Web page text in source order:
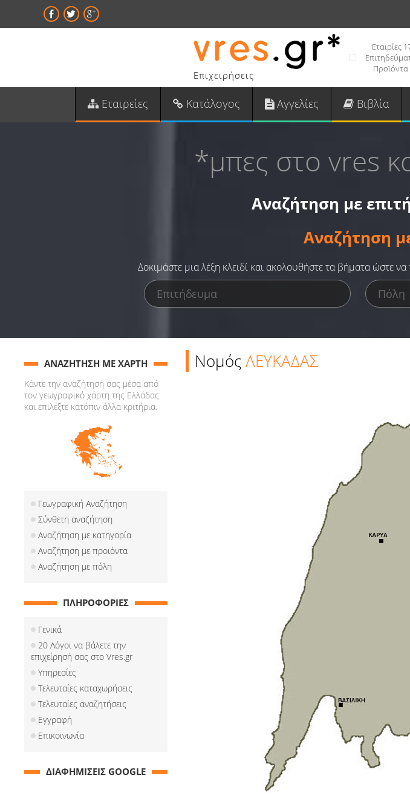
Επιχειρήσεις
Εταιρίες
Προϊόντα
Εταιρείες Κατάλογος Αγγελίες Βιβλία
*μπες στο vres
Αναζήτηση με
Αναζήτηση
Δοκιμάστε μια λέξη κλειδί και ακολουθήστε τα βήματα ώστε
ΝομόςΛΕΥΚΑΔΑΣ
ΑΝΑΖΗΤΗΣΗ ΜΕ ΧΑΡΤΗ
Κάντε την αναζήτησή σας μέσα από
τον γεωγραφικό χάρτη της Ελλάδας
και επιλέξτε κατόπιν άλλα κριτήρια.
Γεωγραφική Αναζήτηση
Σύνθετη αναζήτηση
Αναζήτηση με κατηγορία
Αναζήτηση με προιόντα
Αναζήτηση με πόλη
ΠΛΗΡΟΦΟΡΙΕΣ
Γενικά
20 Λόγοι να βάλετε την
επιχείρησή σας στο Vres.gr
Υπηρεσίες
Τελευταίες καταχωρήσεις
Τελευταίες αναζητήσεις
Εγγραφή
Επικοινωνία
ΔΙΑΦΗΜΙΣΕΙΣ GOOGLE